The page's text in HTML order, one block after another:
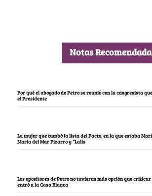
Notas
Por qué el abogado de Petro se reunió con la congresista
el Presidente
La mujer que tumbó la lista del Pacto, en la que estaba
María del Mar Pizarro y “Lalis
Los opositores de Petro no tuvieron más opción que
entró a la Casa Blanca